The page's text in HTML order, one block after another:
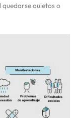
quietos o